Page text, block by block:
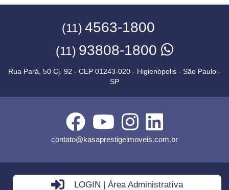
(11) 4563-1800
(11) 93808-1800
Rua Pará, 50 Cj. 92 - CEP 01243-020 - Higienópolis - São Paulo -
SP
contato@kasaprestigeimoveis.com.br
LOGIN | Área Administratíva